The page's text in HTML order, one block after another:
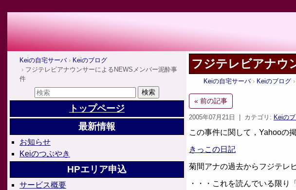
Keiの自宅サーバ
Keiのブログ
フジテレビアナウンサーによるNEWSメンバー泥酔事
件
トップページ
最新情報
お知らせ
Keiのつぶやき
HPエリア申込
サービス概要
フジテレビアナウ
Keiの自宅サーバ Keiのブログ
« 前の記事
2005年07月21日 | カテゴリ: Keiの
この事件に関して，Yahooの
きっこの日記
菊間アナの過去からフジテレ
・・・これを読んでいる限